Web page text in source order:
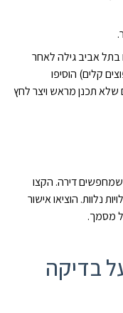
2 מיליון ש"ח בתל אביב גילה לאחר
קלים) הוסיפו
שלא תכנן מראש ויצר לחץ
דירה. הקצו
הנכס לעלויות נלוות. הוציאו אישור
מסמך.
על בדיקה